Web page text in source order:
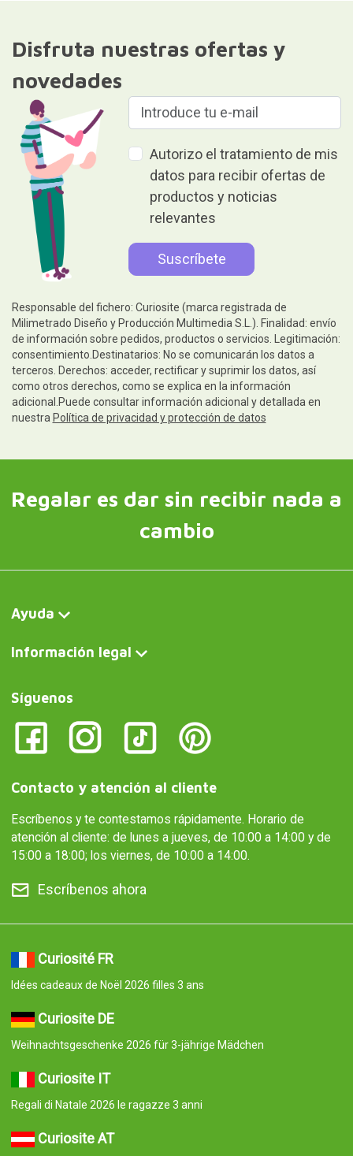
Disfruta nuestras ofertas y
novedades
Autorizo el tratamiento de mis
datos para recibir ofertas de
productos y noticias
relevantes
Responsable del fichero: Curiosite (marca registrada de
Milimetrado Diseño y Producción Multimedia S.L.). Finalidad: envío
de información sobre pedidos, productos o servicios. Legitimación:
consentimiento.Destinatarios: No se comunicarán los datos a
terceros. Derechos: acceder, rectificar y suprimir los datos, así
como otros derechos, como se explica en la información
adicional.Puede consultar información adicional y detallada en
nuestra Política de privacidad y protección de datos
Regalar es dar sin recibir nada a
cambio
Ayuda
Información legal
Síguenos
Contacto y atención al cliente
Escríbenos y te contestamos rápidamente. Horario de
atención al cliente: de lunes a jueves, de 10:00 a 14:00 y de
15:00 a 18:00; los viernes, de 10:00 a 14:00.
Escríbenos ahora
Curiosité FR
Idées cadeaux de Noël 2026 filles 3 ans
Curiosite DE
Weihnachtsgeschenke 2026 für 3-jährige Mädchen
Curiosite IT
Regali di Natale 2026 le ragazze 3 anni
Curiosite AT